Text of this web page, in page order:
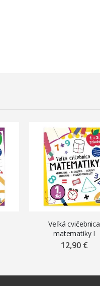
Veľká cvičebnica
matematiky I
12,90 €